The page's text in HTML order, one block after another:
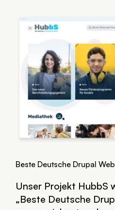
Beste Deutsche Drupal
Unser Projekt HubbS
„Beste Deutsche